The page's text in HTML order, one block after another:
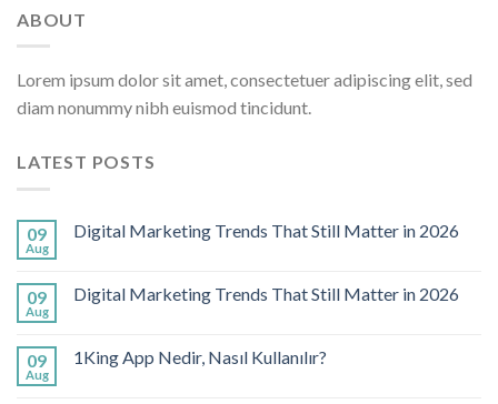
ABOUT
Lorem ipsum dolor sit amet, consectetuer adipiscing elit, sed
diam nonummy nibh euismod tincidunt.
LATEST POSTS
09
Aug
Digital Marketing Trends That Still Matter in 2026
09
Aug
Digital Marketing Trends That Still Matter in 2026
09
Aug
1King App Nedir, Nasıl Kullanılır?